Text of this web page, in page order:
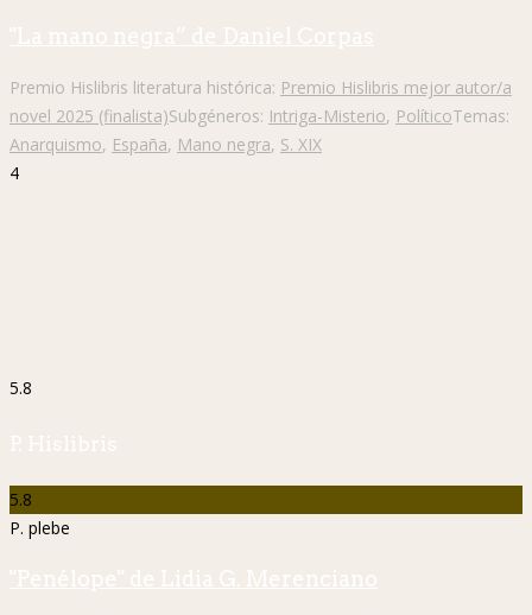
"La mano negra” de Daniel Corpas
Premio Hislibris literatura histórica: Premio Hislibris mejor autor/a
novel 2025 (finalista)Subgéneros: Intriga-Misterio, PolíticoTemas:
Anarquismo, España, Mano negra, S. XIX
4
5.8
P. Hislibris
5.8
P. plebe
"Penélope" de Lidia G. Merenciano